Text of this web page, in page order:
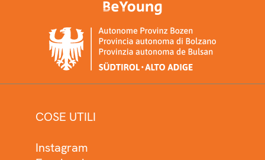
COSE UTILI
Instagram